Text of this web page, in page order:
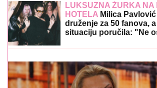
LUKSUZNA ŽURKA NA
HOTELA Milica
druženje za 50 fanova,
situaciju poručila: "Ne